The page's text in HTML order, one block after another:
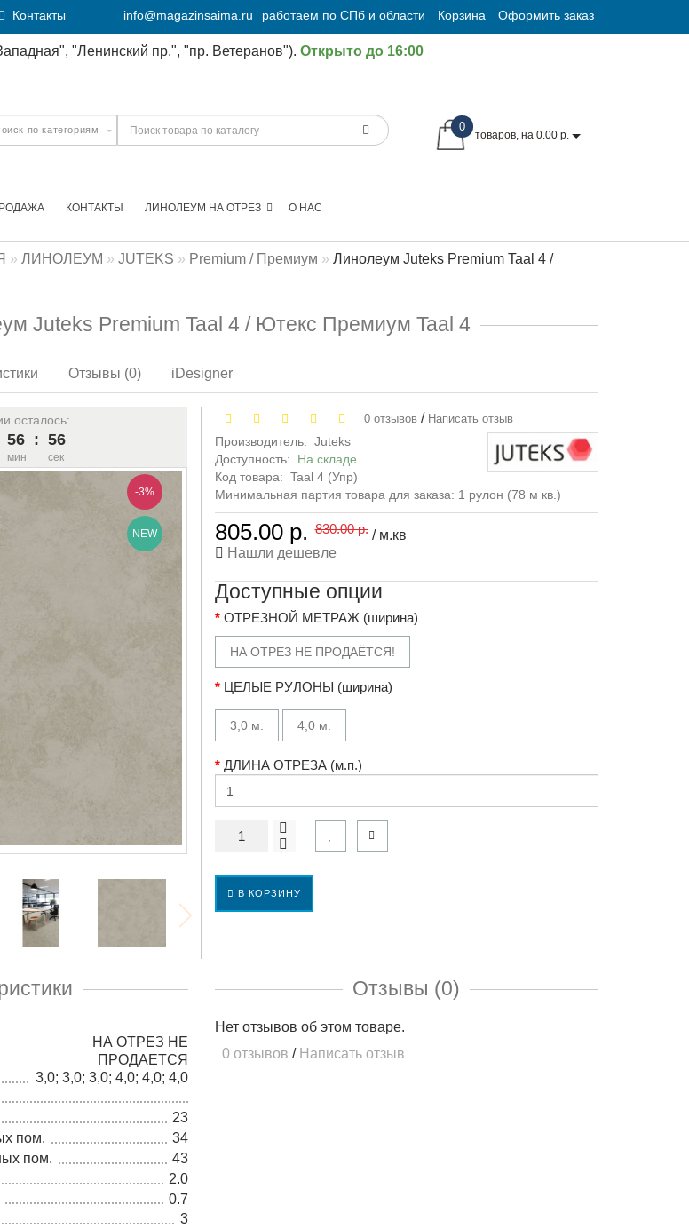
Контакты info@magazinsaima.ru работаем по СПб и области Корзина Оформить заказ
"Ленинский пр.", "пр. Ветеранов"). Открыто до 16:00
0
товаров, на 0.00 р.
КОНТАКТЫ О НАС
ЛИНОЛЕУМ НА ОТРЕЗ
ЛИНОЛЕУМ JUTEKS Premium / Премиум
Линолеум Juteks Premium Taal 4 /
Juteks Premium Taal 4 / Ютекс Премиум Taal 4
Отзывы (0) iDesigner
осталось:
56
мин
: 55
сек
-3%
NEW
0 отзывов / Написать отзыв
Производитель: Juteks
Доступность: На складе
Код товара: Taal 4 (Упр)
Минимальная партия товара для заказа: 1 рулон (78 м кв.)
805.00 р. 830.00 р./ м.кв
Нашли дешевле
Доступные опции
ОТРЕЗНОЙ МЕТРАЖ (ширина)
НА ОТРЕЗ НЕ ПРОДАЁТСЯ!
ЦЕЛЫЕ РУЛОНЫ (ширина)
3,0 м. 4,0 м.
ДЛИНА ОТРЕЗА (м.п.)
В КОРЗИНУ
НА ОТРЕЗ НЕ
ПРОДАЕТСЯ
3,0; 3,0; 3,0; 4,0; 4,0; 4,0
23
пом.
34
пом.
43
2.0
0.7
3
Отзывы (0)
Нет отзывов об этом товаре.
0 отзывов / Написать отзыв